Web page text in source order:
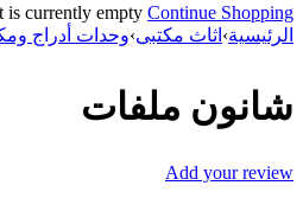
is currently empty Continue Shopping
الرئيسية› اثاث مكتبى›وحدات أدراج
شانون ملفات
Add your review